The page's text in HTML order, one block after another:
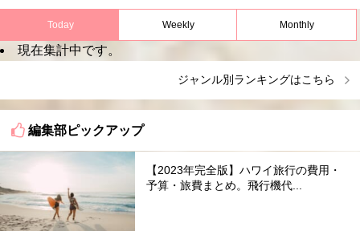
Today Weekly Monthly
現在集計中です。
ジャンル別ランキングはこちら
編集部ピックアップ
【2023年完全版】ハワイ旅行の費用・
予算・旅費まとめ。飛行機代...